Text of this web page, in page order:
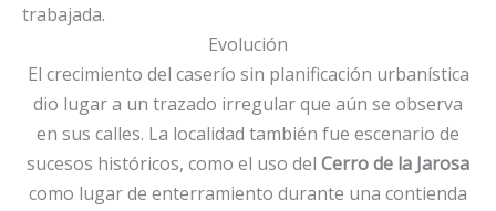
trabajada.
Evolución
El crecimiento del caserío sin planificación urbanística
dio lugar a un trazado irregular que aún se observa
en sus calles. La localidad también fue escenario de
sucesos históricos, como el uso del Cerro de la Jarosa
como lugar de enterramiento durante una contienda